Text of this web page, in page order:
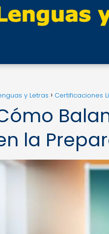
y Letras Certificaciones
la